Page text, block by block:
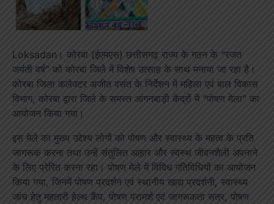
Loksadan। कोरबा (ईएमएस) छत्तीसगढ़ राज्य के गठन के “रजत
जयंती वर्ष” को कोरबा जिले में विशेष उत्साह के साथ मनाया जा रहा है।
कोरबा जिला कलेक्टर अजीत वसंत के निर्देशन में महिला एवं बाल विकास
विभाग, कोरबा द्वारा जिले के समस्त आंगनबाड़ी केंद्रों में “पोषण मेला” का
आयोजन किया गया।
इस मेले का मुख्य उद्देश्य लोगों को पोषण और स्वास्थ्य के महत्व के प्रति
जागरूक करना तथा उन्हें संतुलित आहार और स्वस्थ जीवनशैली अपनाने
के लिए प्रेरित करना रहा। पोषण मेले में विविध गतिविधियों का आयोजन
किया गया, जिनमें पोषण प्रदर्शन एवं स्थानीय खाद्य प्रदर्शनी, स्वास्थ्य
जांच हेतु महतारी हेल्थ कैंप, पोषण परामर्श एवं जागरूकता सत्र, पोषण